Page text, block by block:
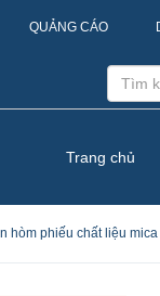
QUẢNG CÁO
Trang chủ
hòm phiếu chất liệu